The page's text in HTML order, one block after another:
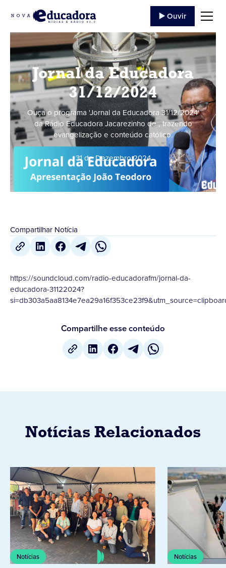
▶️ Ouvir
Jornal da Educadora
31/12/2024
Ouça o programa 'Jornal da Educadora 31/12/2024'
da Rádio Educadora Jacarezinho de , trazendo
evangelização e conteúdo católico.
31 de Dezembro,2024
Compartilhar Notícia
https://soundcloud.com/radio-educadorafm/jornal-da-
educadora-31122024?
Compartilhe esse conteúdo
Notícias Relacionados
Notícias Notícias